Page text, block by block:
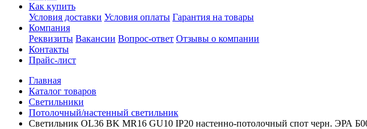
Как купить
Условия доставки Условия оплаты Гарантия на товары
Компания
Реквизиты Вакансии Вопрос-ответ Отзывы о компании
Контакты
Прайс-лист
Главная
Каталог товаров
Светильники
Потолочный/настенный светильник
Светильник OL36 BK MR16 GU10 IP20 настенно-потолочный спот черн. ЭРА